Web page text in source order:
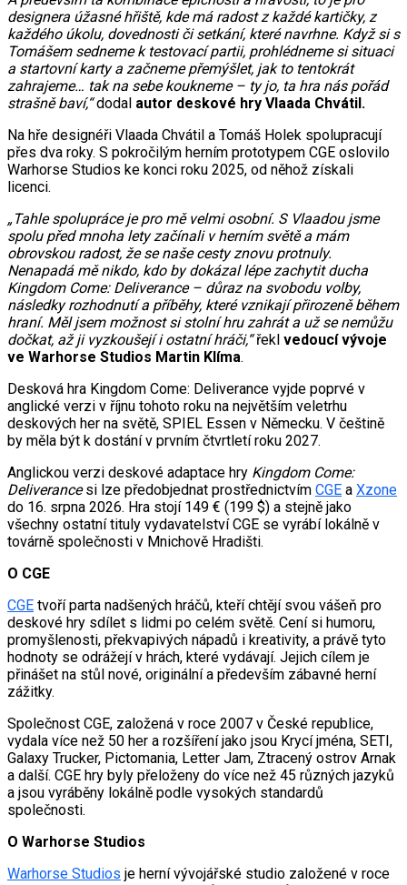
designera úžasné hřiště, kde má radost z každé kartičky, z
každého úkolu, dovednosti či setkání, které navrhne. Když si s
Tomášem sedneme k testovací partii, prohlédneme si situaci
a startovní karty a začneme přemýšlet, jak to tentokrát
zahrajeme… tak na sebe koukneme – ty jo, ta hra nás pořád
strašně baví,“dodal autor deskové hry Vlaada Chvátil.
Na hře designéři Vlaada Chvátil a Tomáš Holek spolupracují
přes dva roky. S pokročilým herním prototypem CGE oslovilo
Warhorse Studios ke konci roku 2025, od něhož získali
licenci.
„Tahle spolupráce je pro mě velmi osobní. S Vlaadou jsme
spolu před mnoha lety začínali v herním světě a mám
obrovskou radost, že se naše cesty znovu protnuly.
Nenapadá mě nikdo, kdo by dokázal lépe zachytit ducha
Kingdom Come: Deliverance – důraz na svobodu volby,
následky rozhodnutí a příběhy, které vznikají přirozeně během
hraní. Měl jsem možnost si stolní hru zahrát a už se nemůžu
dočkat, až ji vyzkoušejí i ostatní hráči,“řekl vedoucí vývoje
ve Warhorse Studios Martin Klíma.
Desková hra Kingdom Come: Deliverance vyjde poprvé v
anglické verzi v říjnu tohoto roku na největším veletrhu
deskových her na světě, SPIEL Essen v Německu. V češtině
by měla být k dostání v prvním čtvrtletí roku 2027.
Anglickou verzi deskové adaptace hry Kingdom Come:
Deliverancesi lze předobjednat prostřednictvím CGE a Xzone
do 16. srpna 2026. Hra stojí 149 € (199 $) a stejně jako
všechny ostatní tituly vydavatelství CGE se vyrábí lokálně v
továrně společnosti v Mnichově Hradišti.
O CGE
CGE tvoří parta nadšených hráčů, kteří chtějí svou vášeň pro
deskové hry sdílet s lidmi po celém světě. Cení si humoru,
promyšlenosti, překvapivých nápadů i kreativity, a právě tyto
hodnoty se odrážejí v hrách, které vydávají. Jejich cílem je
přinášet na stůl nové, originální a především zábavné herní
zážitky.
Společnost CGE, založená v roce 2007 v České republice,
vydala více než 50 her a rozšíření jako jsou Krycí jména, SETI,
Galaxy Trucker, Pictomania, Letter Jam, Ztracený ostrov Arnak
a další. CGE hry byly přeloženy do více než 45 různých jazyků
a jsou vyráběny lokálně podle vysokých standardů
společnosti.
O Warhorse Studios
Warhorse Studios je herní vývojářské studio založené v roce